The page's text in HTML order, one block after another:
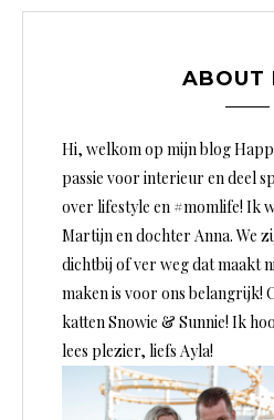
ABOUT
Hi, welkom op mijn blog
passie voor interieur en deel
over lifestyle en #momlife! Ik
Martijn en dochter Anna. We
dichtbij of ver weg dat maakt
maken is voor ons belangrijk!
katten Snowie & Sunnie! Ik
lees plezier, liefs Ayla!